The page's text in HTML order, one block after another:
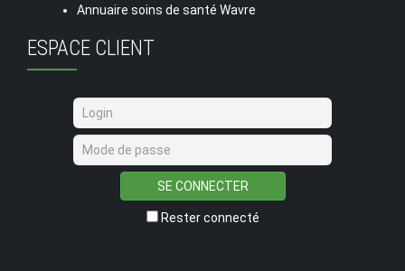
Annuaire soins de santé Wavre
ESPACE CLIENT
SE CONNECTER
Rester connecté